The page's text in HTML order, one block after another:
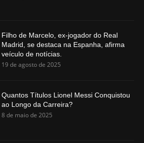
Filho de Marcelo, ex-jogador do Real
Madrid, se destaca na Espanha, afirma
veículo de notícias.
19 de agosto de 2025
Quantos Títulos Lionel Messi Conquistou
ao Longo da Carreira?
8 de maio de 2025